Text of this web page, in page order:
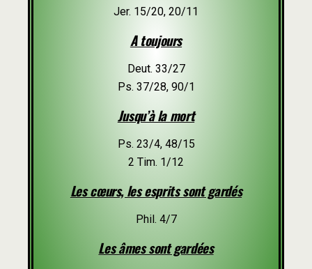
Jer. 15/20, 20/11
A toujours
Deut. 33/27
Ps. 37/28, 90/1
Jusqu’à la mort
Ps. 23/4, 48/15
2 Tim. 1/12
Les cœurs, les esprits sont gardés
Phil. 4/7
Les âmes sont gardées